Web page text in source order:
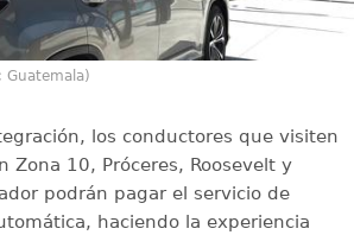
Guatemala)
los conductores que visiten
Zona 10, Próceres, Roosevelt y
podrán pagar el servicio de
haciendo la experiencia